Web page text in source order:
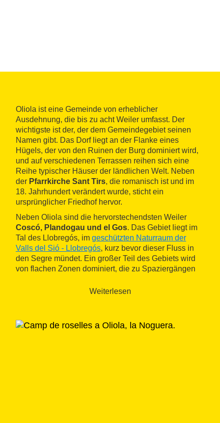
Oliola ist eine Gemeinde von erheblicher
Ausdehnung, die bis zu acht Weiler umfasst. Der
wichtigste ist der, der dem Gemeindegebiet seinen
Namen gibt. Das Dorf liegt an der Flanke eines
Hügels, der von den Ruinen der Burg dominiert wird,
und auf verschiedenen Terrassen reihen sich eine
Reihe typischer Häuser der ländlichen Welt. Neben
der Pfarrkirche Sant Tirs, die romanisch ist und im
18. Jahrhundert verändert wurde, sticht ein
ursprünglicher Friedhof hervor.
Neben Oliola sind die hervorstechendsten Weiler
Coscó, Plandogau und el Gos. Das Gebiet liegt im
Tal des Llobregós, im geschützten Naturraum der
Valls del Sió - Llobregós, kurz bevor dieser Fluss in
den Segre mündet. Ein großer Teil des Gebiets wird
von flachen Zonen dominiert, die zu Spaziergängen
einige Gebirgszüge, wie etwa den Siscar oder die
Mittleren Segre, einem Weg, der innerhalb der
Weiterlesen